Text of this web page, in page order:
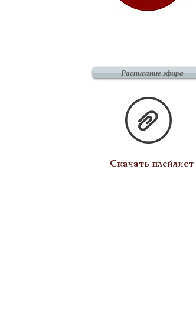
Расписание эфира
Скачать плейлист